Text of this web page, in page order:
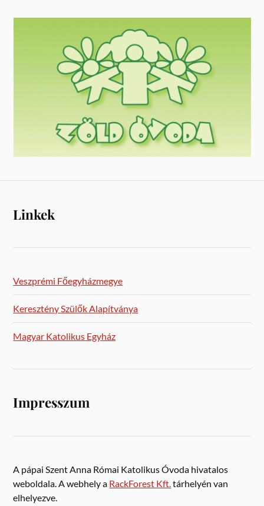
Linkek
Veszprémi Főegyházmegye
Keresztény Szülők Alapítványa
Magyar Katolikus Egyház
Impresszum
A pápai Szent Anna Római Katolikus Óvoda hivatalos
weboldala. A webhely a RackForest Kft.tárhelyén van
elhelyezve.